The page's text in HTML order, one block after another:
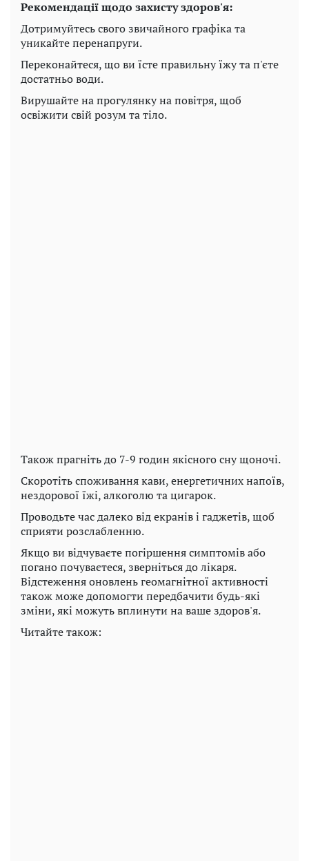
Рекомендації щодо захисту здоров'я:
Дотримуйтесь свого звичайного графіка та
уникайте перенапруги.
Переконайтеся, що ви їсте правильну їжу та п'єте
достатньо води.
Вирушайте на прогулянку на повітря, щоб
освіжити свій розум та тіло.
Також прагніть до 7-9 годин якісного сну щоночі.
Скоротіть споживання кави, енергетичних напоїв,
нездорової їжі, алкоголю та цигарок.
Проводьте час далеко від екранів і гаджетів, щоб
сприяти розслабленню.
Якщо ви відчуваєте погіршення симптомів або
погано почуваєтеся, зверніться до лікаря.
Відстеження оновлень геомагнітної активності
також може допомогти передбачити будь-які
зміни, які можуть вплинути на ваше здоров'я.
Читайте також: